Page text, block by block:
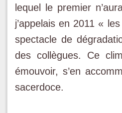
lequel le premier
j’appelais en 2011 «
spectacle de
des collègues. Ce
émouvoir, s’en
sacerdoce.